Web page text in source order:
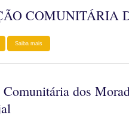
COMUNITÁRIA
Saiba mais
dos